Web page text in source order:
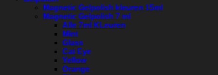
Magnetic Gelpolish kleuren 15ml
Magnetic Gelpolish 7 ml
Alle 7ml KLeuren
Mint
Glass
Cat Eye
Yellow
Orange